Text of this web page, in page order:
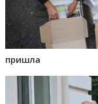
пришла